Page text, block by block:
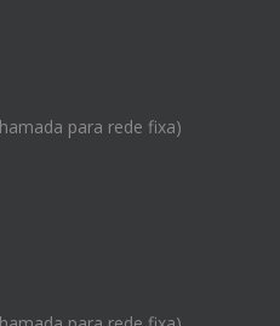
para rede fixa)